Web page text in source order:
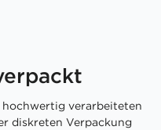
hochwertig verarbeiteten
diskreten Verpackung